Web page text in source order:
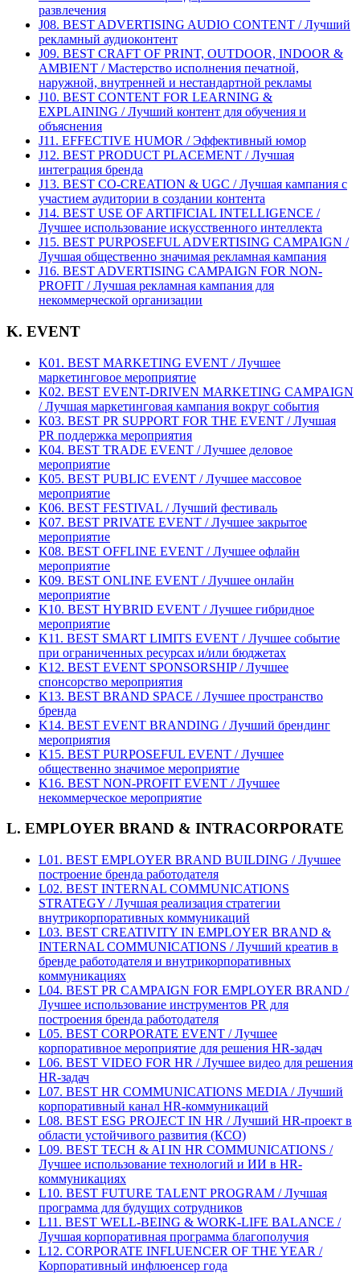
развлечения
J08. BEST ADVERTISING AUDIO CONTENT / Лучший
рекламный аудиоконтент
J09. BEST CRAFT OF PRINT, OUTDOOR, INDOOR &
AMBIENT / Мастерство исполнения печатной,
наружной, внутренней и нестандартной рекламы
J10. BEST CONTENT FOR LEARNING &
EXPLAINING / Лучший контент для обучения и
объяснения
J11. EFFECTIVE HUMOR / Эффективный юмор
J12. BEST PRODUCT PLACEMENT / Лучшая
интеграция бренда
J13. BEST CO-CREATION & UGC / Лучшая кампания с
участием аудитории в создании контента
J14. BEST USE OF ARTIFICIAL INTELLIGENCE /
Лучшее использование искусственного интеллекта
J15. BEST PURPOSEFUL ADVERTISING CAMPAIGN /
Лучшая общественно значимая рекламная кампания
J16. BEST ADVERTISING CAMPAIGN FOR NON-
PROFIT / Лучшая рекламная кампания для
некоммерческой организации
K. EVENT
K01. BEST MARKETING EVENT / Лучшее
маркетинговое мероприятие
K02. BEST EVENT-DRIVEN MARKETING CAMPAIGN
/ Лучшая маркетинговая кампания вокруг события
K03. BEST PR SUPPORT FOR THE EVENT / Лучшая
PR поддержка мероприятия
K04. BEST TRADE EVENT / Лучшее деловое
мероприятие
K05. BEST PUBLIC EVENT / Лучшее массовое
мероприятие
K06. BEST FESTIVAL / Лучший фестиваль
K07. BEST PRIVATE EVENT / Лучшее закрытое
мероприятие
K08. BEST OFFLINE EVENT / Лучшее офлайн
мероприятие
K09. BEST ONLINE EVENT / Лучшее онлайн
мероприятие
K10. BEST HYBRID EVENT / Лучшее гибридное
мероприятие
K11. BEST SMART LIMITS EVENT / Лучшее событие
при ограниченных ресурсах и/или бюджетах
K12. BEST EVENT SPONSORSHIP / Лучшее
спонсорство мероприятия
K13. BEST BRAND SPACE / Лучшее пространство
бренда
K14. BEST EVENT BRANDING / Лучший брендинг
мероприятия
K15. BEST PURPOSEFUL EVENT / Лучшее
общественно значимое мероприятие
K16. BEST NON-PROFIT EVENT / Лучшее
некоммерческое мероприятие
L. EMPLOYER BRAND & INTRACORPORATE
L01. BEST EMPLOYER BRAND BUILDING / Лучшее
построение бренда работодателя
L02. BEST INTERNAL COMMUNICATIONS
STRATEGY / Лучшая реализация стратегии
внутрикорпоративных коммуникаций
L03. BEST CREATIVITY IN EMPLOYER BRAND &
INTERNAL COMMUNICATIONS / Лучший креатив в
бренде работодателя и внутрикорпоративных
коммуникациях
L04. BEST PR CAMPAIGN FOR EMPLOYER BRAND /
Лучшее использование инструментов PR для
построения бренда работодателя
L05. BEST CORPORATE EVENT / Лучшее
корпоративное мероприятие для решения HR-задач
L06. BEST VIDEO FOR HR / Лучшее видео для решения
HR-задач
L07. BEST HR COMMUNICATIONS MEDIA / Лучший
корпоративный канал HR-коммуникаций
L08. BEST ESG PROJECT IN HR / Лучший HR-проект в
области устойчивого развития (КСО)
L09. BEST TECH & AI IN HR COMMUNICATIONS /
Лучшее использование технологий и ИИ в HR-
коммуникациях
L10. BEST FUTURE TALENT PROGRAM / Лучшая
программа для будущих сотрудников
L11. BEST WELL-BEING & WORK-LIFE BALANCE /
Лучшая корпоративная программа благополучия
L12. CORPORATE INFLUENCER OF THE YEAR /
Корпоративный инфлюенсер года